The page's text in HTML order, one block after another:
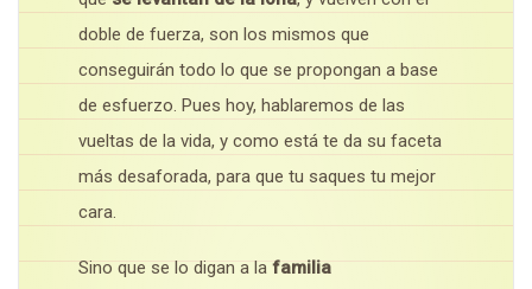
doble de fuerza, son los mismos que
conseguirán todo lo que se propongan a base
de esfuerzo. Pues hoy, hablaremos de las
vueltas de la vida, y como está te da su faceta
más desaforada, para que tu saques tu mejor
cara.
Sino que se lo digan a la familia